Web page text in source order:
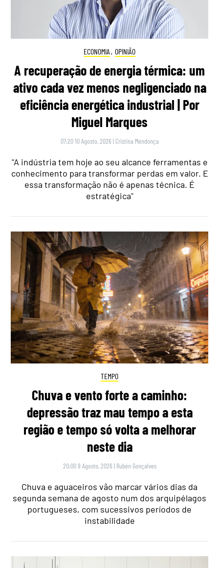
ECONOMIA , OPINIÃO
A recuperação de energia térmica: um
ativo cada vez menos negligenciado na
eficiência energética industrial | Por
Miguel Marques
07:20 10 Agosto, 2026 | Cristina Mendonça
"A indústria tem hoje ao seu alcance ferramentas e
conhecimento para transformar perdas em valor. E
essa transformação não é apenas técnica. É
estratégica"
TEMPO
Chuva e vento forte a caminho:
depressão traz mau tempo a esta
região e tempo só volta a melhorar
neste dia
20:00 9 Agosto, 2026 | Rubén Gonçalves
Chuva e aguaceiros vão marcar vários dias da
segunda semana de agosto num dos arquipélagos
portugueses, com sucessivos períodos de
instabilidade